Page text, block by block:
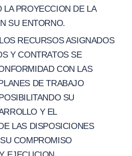
LA PROYECCION DE LA
SU ENTORNO.
RECURSOS ASIGNADOS
Y CONTRATOS SE
CON LAS
DE TRABAJO
SU
Y EL
LAS DISPOSICIONES
COMPROMISO